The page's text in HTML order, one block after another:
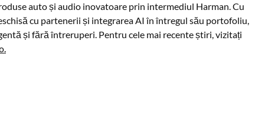
auto și audio inovatoare prin intermediul Harman. Cu
cu partenerii și integrarea AI în întregul său portofoliu,
și fără întreruperi. Pentru cele mai recente știri, vizitați